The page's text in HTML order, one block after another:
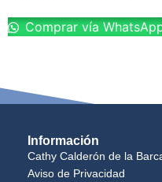
Comprar vía
Información
Cathy Calderón de la
Aviso de Privacidad